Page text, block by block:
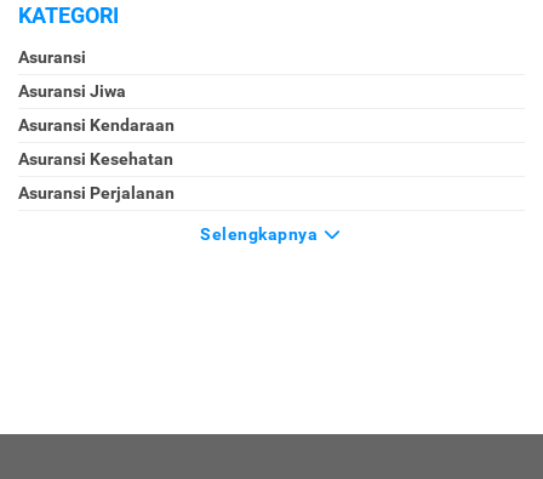
KATEGORI
Asuransi
Asuransi Jiwa
Asuransi Kendaraan
Asuransi Kesehatan
Asuransi Perjalanan
Selengkapnya